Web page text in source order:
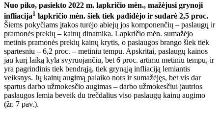
Nuo piko, pasiekto 2022 m. lapkričio mėn., mažėjusi grynoji
infliacija1 lapkričio mėn. šiek tiek padidėjo ir sudarė 2,5 proc.
Šiems pokyčiams įtakos turėjo abiejų jos komponenčių – paslaugų ir
pramonės prekių – kainų dinamika. Lapkričio mėn. sumažėjo
metinis pramonės prekių kainų krytis, o paslaugos brango šiek tiek
spartesniu – 6,2 proc. – metiniu tempu. Apskritai, paslaugų kainos
jau kurį laiką kyla svyruojančiu, bet 6 proc. artimu metiniu tempu, ir
yra pagrindinis tiek bendrąją, tiek grynąją infliaciją lemiantis
veiksnys. Jų kainų augimą palaiko nors ir sumažėjęs, bet vis dar
spartus darbo užmokesčio augimas – darbo užmokesčiui jautrios
paslaugos lemia beveik du trečdalius viso paslaugų kainų augimo
(žr. 7 pav.).